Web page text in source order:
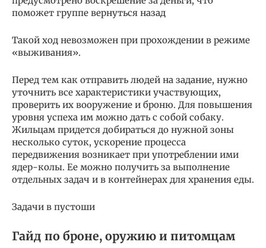
поможет группе вернуться назад
Такой ход невозможен при прохождении в режиме
«выживания».
Перед тем как отправить людей на задание, нужно
уточнить все характеристики участвующих,
проверить их вооружение и броню. Для повышения
уровня успеха им можно дать с собой собаку.
Жильцам придется добираться до нужной зоны
несколько суток, ускорение процесса
передвижения возникает при употреблении ими
ядер-колы. Ее можно получить за выполнение
отдельных задач и в контейнерах для хранения еды.
Задачи в пустоши
Гайд по броне, оружию и питомцам